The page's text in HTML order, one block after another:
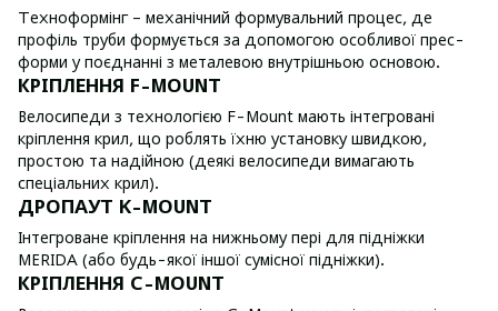
Техноформінг – механічний формувальний процес, де
профіль труби формується за допомогою особливої прес-
форми у поєднанні з металевою внутрішньою основою.
КРІПЛЕННЯ F-MOUNT
Велосипеди з технологією F-Mount мають інтегровані
кріплення крил, що роблять їхню установку швидкою,
простою та надійною (деякі велосипеди вимагають
спеціальних крил).
ДРОПАУТ K-MOUNT
Інтегроване кріплення на нижньому пері для підніжки
MERIDA (або будь-якої іншої сумісної підніжки).
КРІПЛЕННЯ C-MOUNT